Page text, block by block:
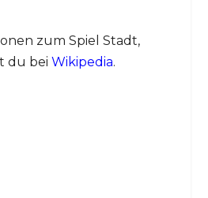
zum Spiel Stadt,
du bei Wikipedia.